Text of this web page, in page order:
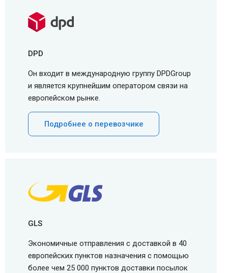
DPD
Он входит в международную группу DPDGroup
и является крупнейшим оператором связи на
европейском рынке.
Подробнее о перевозчике
GLS
Экономичные отправления с доставкой в 40
европейских пунктов назначения с помощью
более чем 25 000 пунктов доставки посылок